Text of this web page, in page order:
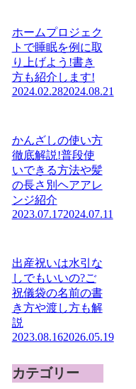
ホームプロジェク
トで睡眠を例に取
り上げよう!書き
方も紹介します!
2024.02.282024.08.21
かんざしの使い方
徹底解説!普段使
いできる方法や髪
の長さ別ヘアアレ
ンジ紹介
2023.07.172024.07.11
出産祝いは水引な
しでもいいの?ご
祝儀袋の名前の書
き方や渡し方も解
説
2023.08.162026.05.19
カテゴリー